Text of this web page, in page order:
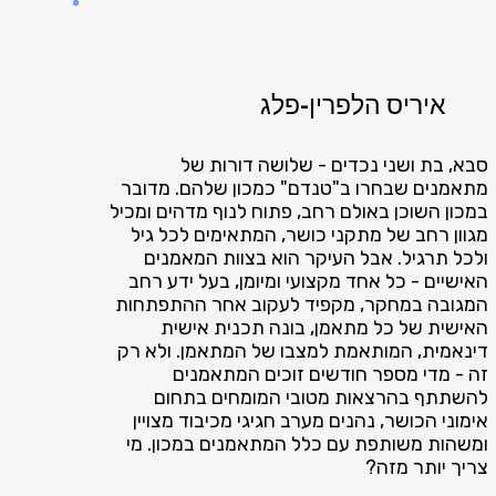
איריס הלפרין-פלג
סבא, בת ושני נכדים - שלושה דורות של
מתאמנים שבחרו ב"טנדם" כמכון שלהם. מדובר
במכון השוכן באולם רחב, פתוח לנוף מדהים ומכיל
מגוון רחב של מתקני כושר, המתאימים לכל גיל
ולכל תרגיל. אבל העיקר הוא בצוות המאמנים
האישיים - כל אחד מקצועי ומיומן, בעל ידע רחב
המגובה במחקר, מקפיד לעקוב אחר ההתפתחות
האישית של כל מתאמן, בונה תכנית אישית
דינאמית, המותאמת למצבו של המתאמן. ולא רק
זה - מדי מספר חודשים זוכים המתאמנים
להשתתף בהרצאות מטובי המומחים בתחום
אימוני הכושר, נהנים מערב חגיגי מכיבוד מצויין
ומשהות משותפת עם כלל המתאמנים במכון. מי
צריך יותר מזה?